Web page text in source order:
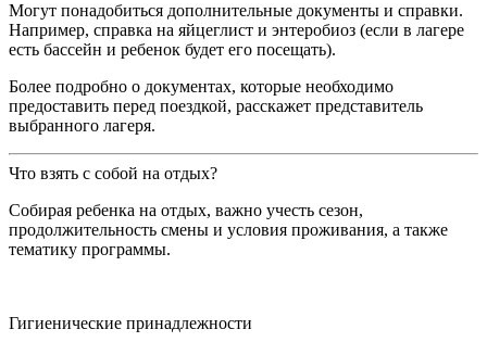
Могут понадобиться дополнительные документы и справки.
Например, справка на яйцеглист и энтеробиоз (если в лагере
есть бассейн и ребенок будет его посещать).
Более подробно о документах, которые необходимо
предоставить перед поездкой, расскажет представитель
выбранного лагеря.
Что взять с собой на отдых?
Собирая ребенка на отдых, важно учесть сезон,
продолжительность смены и условия проживания, а также
тематику программы.
Гигиенические принадлежности